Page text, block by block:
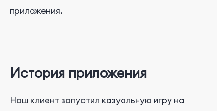
приложения.
История приложения
Наш клиент запустил казуальную игру на